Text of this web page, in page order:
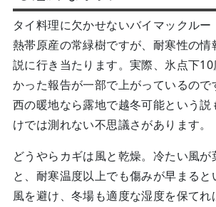
タイ料理に欠かせないバイマックルー
熱帯原産の常緑樹ですが、耐寒性の
説に行き当たります。実際、氷点下
かった報告が一部で上がっているので
西の暖地なら露地で越冬可能という
けでは測れない不思議さがあります。
どうやらカギは風と乾燥。冷たい風が
と、耐寒温度以上でも傷みが早まると
風を避け、冬場も適度な湿度を保て